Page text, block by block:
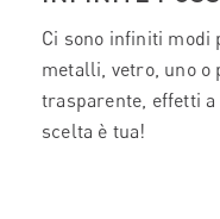
Ci sono infiniti modi
metalli, vetro, uno o
trasparente, effetti
scelta è tua!